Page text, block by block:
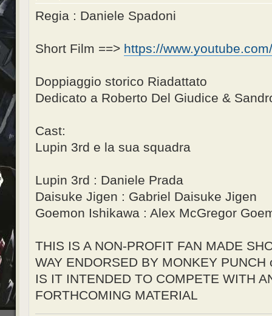
Regia : Daniele Spadoni
Short Film ==> https://
Doppiaggio storico Riadattato
Dedicato a Roberto Del Giudice &
Cast:
Lupin 3rd e la sua squadra
Lupin 3rd : Daniele Prada
Daisuke Jigen : Gabriel Daisuke Jigen
Goemon Ishikawa : Alex McGregor
THIS IS A NON-PROFIT FAN MADE
WAY ENDORSED BY MONKEY
IS IT INTENDED TO COMPETE WITH
FORTHCOMING MATERIAL